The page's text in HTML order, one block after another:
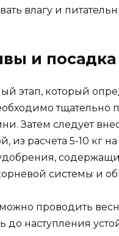
влагу и
и посадка
этап, который
тщательно
Затем следует
из расчета 5-10 кг
системы и
можно проводить
до наступления